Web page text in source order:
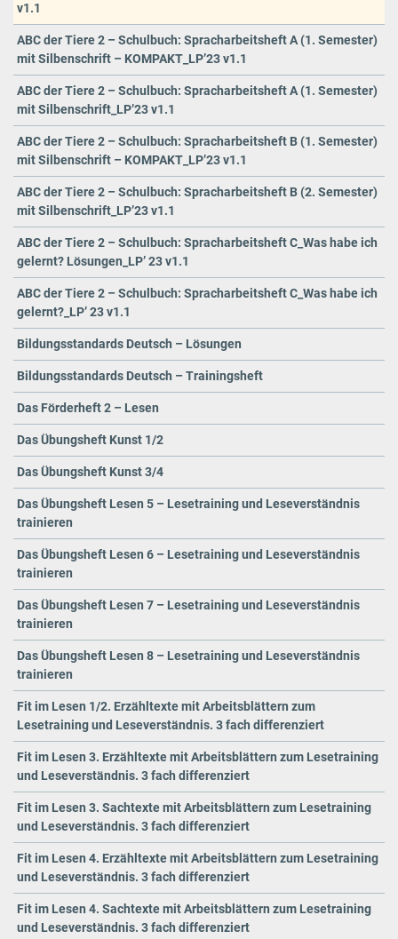
v1.1
ABC der Tiere 2 – Schulbuch: Spracharbeitsheft A (1. Semester)
mit Silbenschrift – KOMPAKT_LP’23 v1.1
ABC der Tiere 2 – Schulbuch: Spracharbeitsheft A (1. Semester)
mit Silbenschrift_LP’23 v1.1
ABC der Tiere 2 – Schulbuch: Spracharbeitsheft B (1. Semester)
mit Silbenschrift – KOMPAKT_LP’23 v1.1
ABC der Tiere 2 – Schulbuch: Spracharbeitsheft B (2. Semester)
mit Silbenschrift_LP’23 v1.1
ABC der Tiere 2 – Schulbuch: Spracharbeitsheft C_Was habe ich
gelernt? Lösungen_LP’ 23 v1.1
ABC der Tiere 2 – Schulbuch: Spracharbeitsheft C_Was habe ich
gelernt?_LP’ 23 v1.1
Bildungsstandards Deutsch – Lösungen
Bildungsstandards Deutsch – Trainingsheft
Das Förderheft 2 – Lesen
Das Übungsheft Kunst 1/2
Das Übungsheft Kunst 3/4
Das Übungsheft Lesen 5 – Lesetraining und Leseverständnis
trainieren
Das Übungsheft Lesen 6 – Lesetraining und Leseverständnis
trainieren
Das Übungsheft Lesen 7 – Lesetraining und Leseverständnis
trainieren
Das Übungsheft Lesen 8 – Lesetraining und Leseverständnis
trainieren
Fit im Lesen 1/2. Erzähltexte mit Arbeitsblättern zum
Lesetraining und Leseverständnis. 3 fach differenziert
Fit im Lesen 3. Erzähltexte mit Arbeitsblättern zum Lesetraining
und Leseverständnis. 3 fach differenziert
Fit im Lesen 3. Sachtexte mit Arbeitsblättern zum Lesetraining
und Leseverständnis. 3 fach differenziert
Fit im Lesen 4. Erzähltexte mit Arbeitsblättern zum Lesetraining
und Leseverständnis. 3 fach differenziert
Fit im Lesen 4. Sachtexte mit Arbeitsblättern zum Lesetraining
und Leseverständnis. 3 fach differenziert